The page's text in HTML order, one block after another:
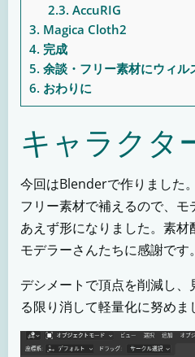
2.3. AccuRIG
3. Magica Cloth2
4. 完成
5. 余談・フリー素材にウィル
6. おわりに
キャラクタ
今回はBlenderで作りました
フリー素材で補えるので、モ
あえず形になりました。素
モデラーさんたちに感謝です。
デシメートで頂点を削減し、
る限り消して軽量化に努めま